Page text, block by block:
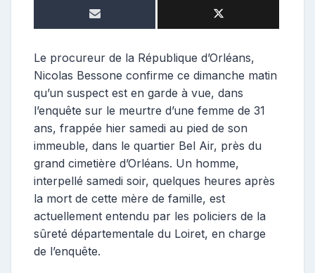
Le procureur de la République d’Orléans,
Nicolas Bessone confirme ce dimanche matin
qu’un suspect est en garde à vue, dans
l’enquête sur le meurtre d’une femme de 31
ans, frappée hier samedi au pied de son
immeuble, dans le quartier Bel Air, près du
grand cimetière d’Orléans. Un homme,
interpellé samedi soir, quelques heures après
la mort de cette mère de famille, est
actuellement entendu par les policiers de la
sûreté départementale du Loiret, en charge
de l’enquête.